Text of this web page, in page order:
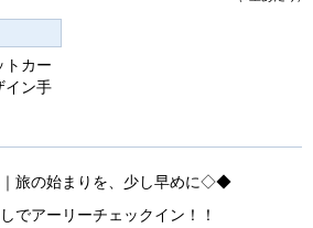
xt
トカー
イン手
旅の始まりを、少し早めに◇◆
でアーリーチェックイン！！